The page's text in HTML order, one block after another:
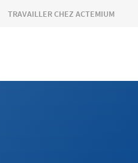
TRAVAILLER CHEZ ACTEMIUM